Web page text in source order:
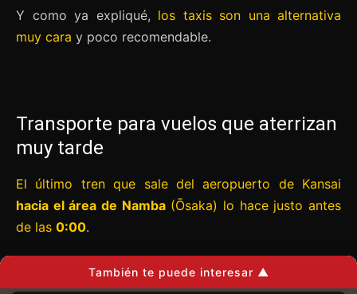
Y como ya expliqué, los taxis son una alternativa
muy cara y poco recomendable.
Transporte para vuelos que aterrizan
muy tarde
El último tren que sale del aeropuerto de Kansai
hacia el área de Namba(Ōsaka) lo hace justo antes
de las 0:00.
últimos trenescon conexiones a la
Osaka y Kiotosalen alrededor de las23:00.
También te puede interesar ▲